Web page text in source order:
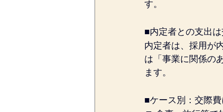
す。
■内定者との支出
内定者は、採用が
は「事業に関係の
ます。
■ケース別：交際